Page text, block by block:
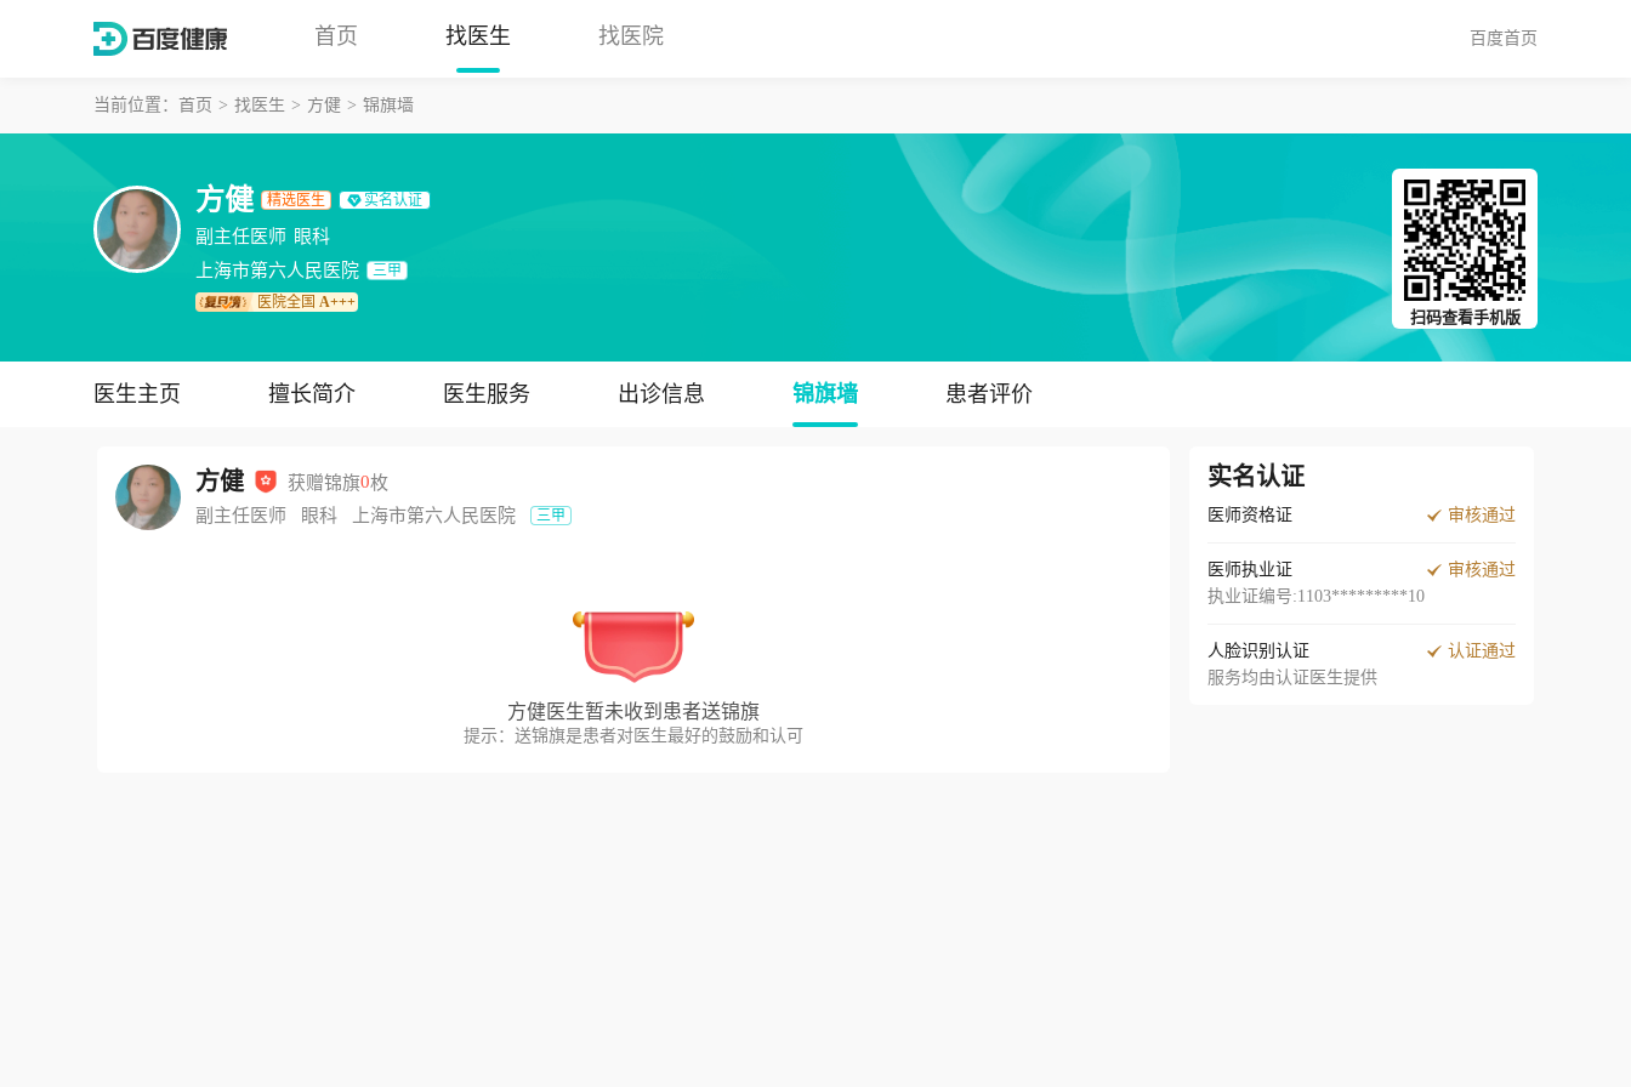
首页 找医生 找医院 百度首页
当前位置： 首页 找医生 方健 锦旗墙
方健 精选医生 实名认证
副主任医师 眼科
上海市第六人民医院
三甲
医院全国 A+++
扫码查看手机版
医生主页 擅长简介 医生服务 出诊信息 锦旗墙 患者评价
方健 获赠锦旗0枚
副主任医师
眼科 上海市第六人民医院 三甲
方健医生暂未收到患者送锦旗
提示：送锦旗是患者对医生最好的鼓励和认可
实名认证
医师资格证 审核通过
医师执业证
审核通过
执业证编号:1103*********10
人脸识别认证
认证通过
服务均由认证医生提供